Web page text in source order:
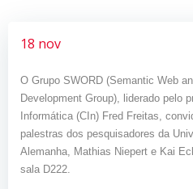
18 nov
O Grupo SWORD (Semantic Web
Development Group), liderado pelo
Informática (CIn) Fred Freitas,
palestras dos pesquisadores da
Alemanha, Mathias Niepert e Kai
sala D222.